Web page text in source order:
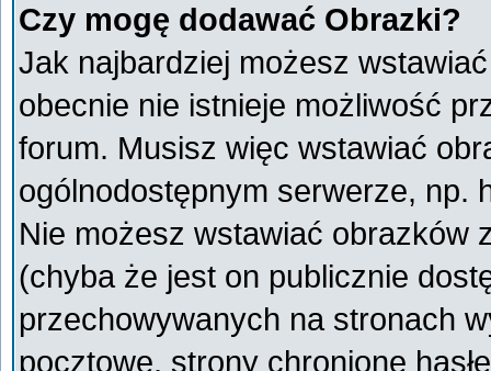
Czy mogę dodawać Obrazki?
Jak najbardziej możesz
obecnie nie istnieje możliwość
forum. Musisz więc wstawiać
ogólnodostępnym serwerze, np.
Nie możesz wstawiać obrazków
(chyba że jest on publicznie
przechowywanych na stronach
pocztowe, strony chronione